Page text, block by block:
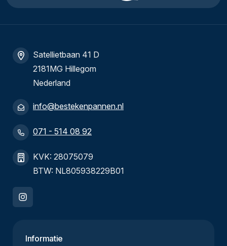
Satellietbaan 41 D
2181MG Hillegom
Nederland
info@bestekenpannen.nl
071 - 514 08 92
KVK: 28075079
BTW: NL805938229B01
Informatie